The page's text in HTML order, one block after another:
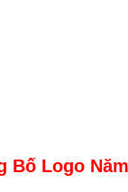
Bố Logo